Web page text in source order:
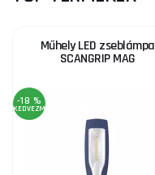
Műhely LED zseblámpa
SCANGRIP MAG
-18 %
KEDVEZMÉNY